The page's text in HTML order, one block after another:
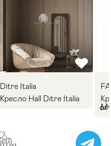
Ditre Italia
Кресло Hall Ditre Italia
от